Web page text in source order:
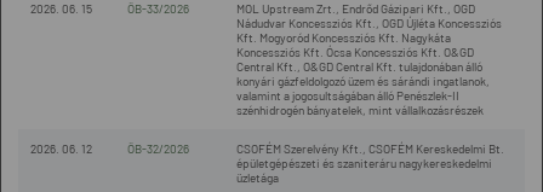
2026. 06. 15 ÖB-33/2026
MOL Upstream Zrt., Endrőd Gázipari Kft., OGD
Nádudvar Koncessziós Kft., OGD Újléta Koncessziós
Kft. Mogyoród Koncessziós Kft. Nagykáta
Koncessziós Kft. Ócsa Koncessziós Kft. O&GD
Central Kft., O&GD Central Kft. tulajdonában álló
konyári gázfeldolgozó üzem és sárándi ingatlanok,
valamint a jogosultságában álló Penészlek-II
szénhidrogén bányatelek, mint vállalkozásrészek
2026. 06. 12 ÖB-32/2026
CSOFÉM Szerelvény Kft., CSOFÉM Kereskedelmi Bt.
épületgépészeti és szaniteráru nagykereskedelmi
üzletága